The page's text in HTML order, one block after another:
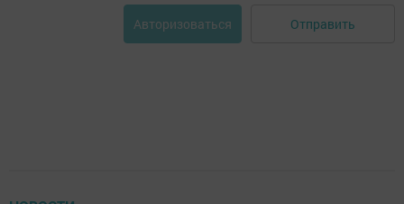
Авторизоваться Отправить